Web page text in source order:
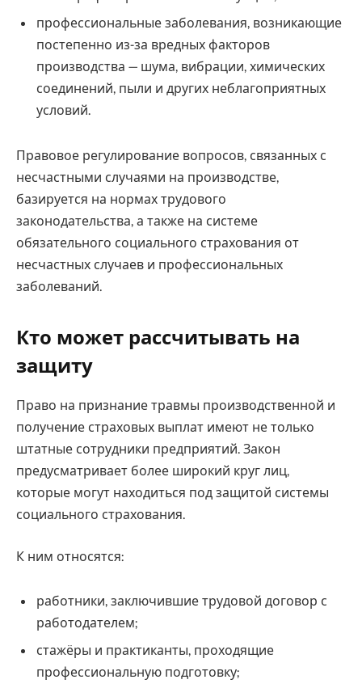
профессиональные заболевания, возникающие
постепенно из-за вредных факторов
производства — шума, вибрации, химических
соединений, пыли и других неблагоприятных
условий.
Правовое регулирование вопросов, связанных с
несчастными случаями на производстве,
базируется на нормах трудового
законодательства, а также на системе
обязательного социального страхования от
несчастных случаев и профессиональных
заболеваний.
Кто может рассчитывать на
защиту
Право на признание травмы производственной и
получение страховых выплат имеют не только
штатные сотрудники предприятий. Закон
предусматривает более широкий круг лиц,
которые могут находиться под защитой системы
социального страхования.
К ним относятся:
работники, заключившие трудовой договор с
работодателем;
стажёры и практиканты, проходящие
профессиональную подготовку;